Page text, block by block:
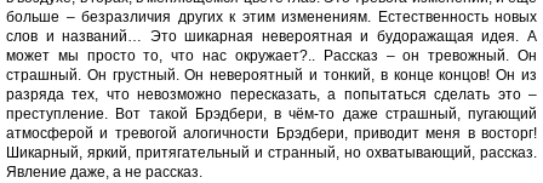
больше – безразличия других к этим изменениям. Естественность новых
слов и названий… Это шикарная невероятная и будоражащая идея. А
может мы просто то, что нас окружает?.. Рассказ – он тревожный. Он
страшный. Он грустный. Он невероятный и тонкий, в конце концов! Он из
разряда тех, что невозможно пересказать, а попытаться сделать это –
преступление. Вот такой Брэдбери, в чём-то даже страшный, пугающий
атмосферой и тревогой алогичности Брэдбери, приводит меня в восторг!
Шикарный, яркий, притягательный и странный, но охватывающий, рассказ.
Явление даже, а не рассказ.